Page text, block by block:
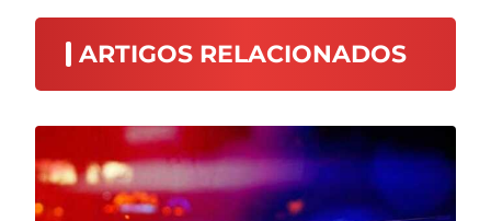
ARTIGOS RELACIONADOS